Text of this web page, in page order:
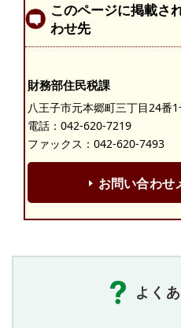
このページに掲載さ
わせ先
財務部住民税課
八王子市元本郷町三丁目24番
電話： 042-620-7219
ファックス：042-620-7493
お問い合わせ
よく